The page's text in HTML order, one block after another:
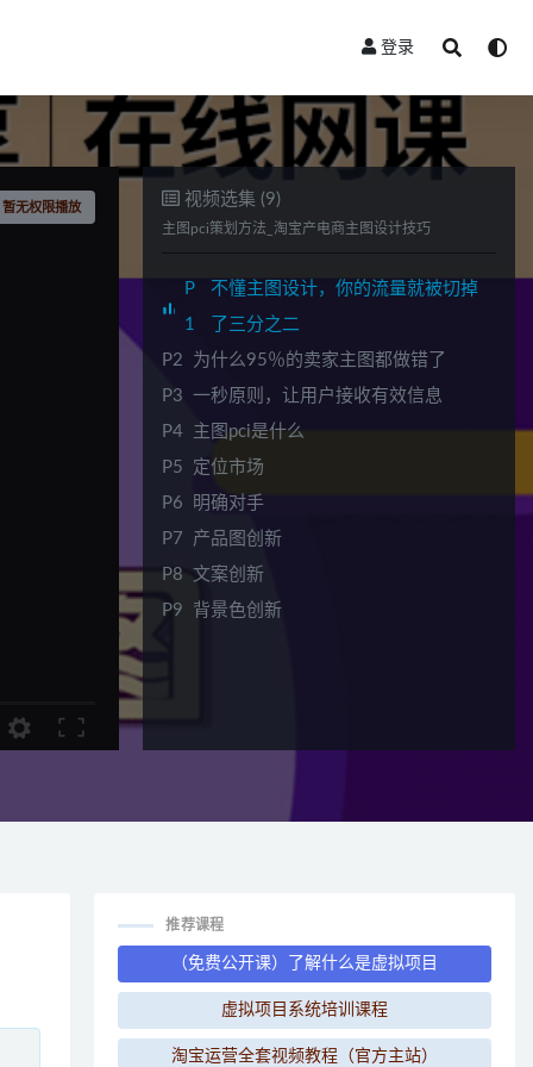
登录
无权限播放 视频选集 (9)
主图pci策划方法_淘宝产电商主图设计技巧
P
1
不懂主图设计，你的流量就被切掉
了三分之二
P2
为什么95％的卖家主图都做错了
P3 一秒原则，让用户接收有效信息
P4
主图pci是什么
P5
定位市场
P6
明确对手
P7
产品图创新
P8 文案创新
P9
背景色创新
推荐课程
（免费公开课）了解什么是虚拟项目
虚拟项目系统培训课程
淘宝运营全套视频教程（官方主站）